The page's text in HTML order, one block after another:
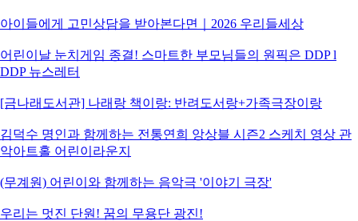
아이들에게 고민상담을 받아본다면｜2026 우리들세상
어린이날 눈치게임 종결! 스마트한 부모님들의 원픽은 DDP l
DDP 뉴스레터
[금나래도서관] 나래랑 책이랑: 반려도서랑+가족극장이랑
김덕수 명인과 함께하는 전통연희 앙상블 시즌2 스케치 영상 관
악아트홀 어린이라운지
(무계원) 어린이와 함께하는 음악극 '이야기 극장'
우리는 멋진 단원! 꿈의 무용단 광진!